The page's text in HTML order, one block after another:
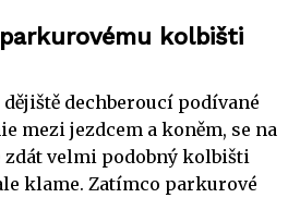
kolbišti
dechberoucí podívané
mezi jezdcem a koněm, se na
velmi podobný kolbišti
klame. Zatímco parkurové